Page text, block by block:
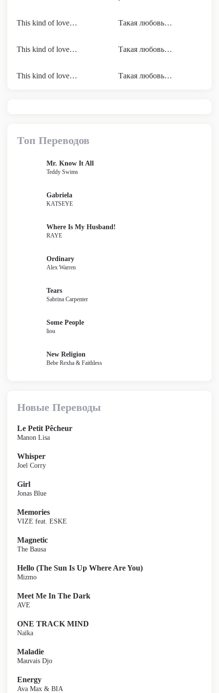
This kind of love… Такая любовь…
This kind of love… Такая любовь…
This kind of love… Такая любовь…
Топ Переводов
Mr. Know It All
Teddy Swims
Gabriela
KATSEYE
Where Is My Husband!
RAYE
Ordinary
Alex Warren
Tears
Sabrina Carpenter
Some People
liou
New Religion
Bebe Rexha & Faithless
Новые Переводы
Le Petit Pêcheur
Manon Lisa
Whisper
Joel Corry
Girl
Jonas Blue
Memories
VIZE feat. ESKE
Magnetic
The Bausa
Hello (The Sun Is Up Where Are You)
Mizmo
Meet Me In The Dark
AVE
ONE TRACK MIND
Naïka
Maladie
Mauvais Djo
Energy
Ava Max & BIA